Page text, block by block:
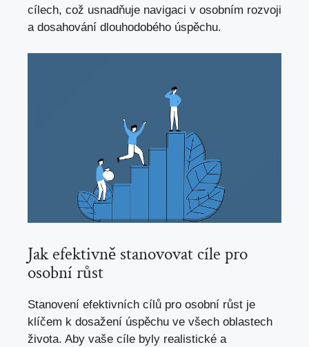
cílech, což usnadňuje navigaci v osobním rozvoji
a dosahování dlouhodobého úspěchu.
Jak efektivně stanovovat cíle pro
osobní růst
Stanovení efektivních cílů pro osobní růst je
klíčem k dosažení úspěchu ve všech oblastech
života. Aby vaše cíle byly realistické a